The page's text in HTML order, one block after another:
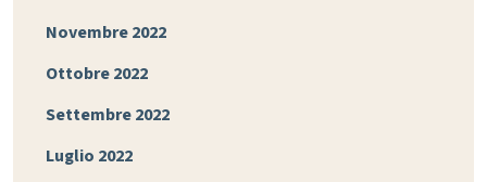
Novembre 2022
Ottobre 2022
Settembre 2022
Luglio 2022